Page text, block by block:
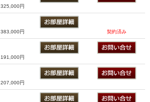
325,000円
383,000円 契約済み
191,000円
207,000円